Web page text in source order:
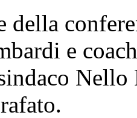
della
e
Nello